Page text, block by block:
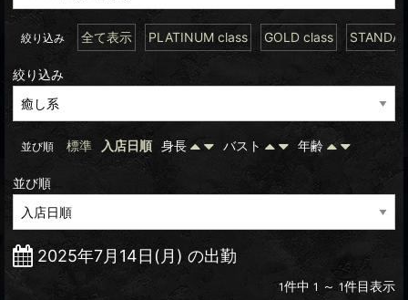
絞り込み 全て表示 PLATINUM class GOLD class
絞り込み
並び順 標準 入店日順 身長 バスト 年齢
並び順
2025年7月14日(月) の出勤
1件中 1 ～ 1件目表示